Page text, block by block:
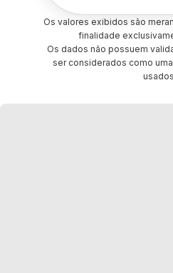
Os valores exibidos são
finalidade
Os dados não possuem
ser considerados como